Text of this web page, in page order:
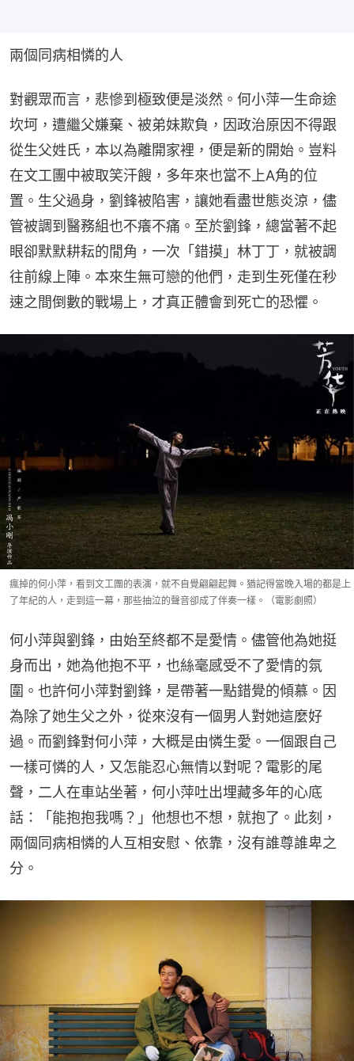
兩個同病相憐的人
對觀眾而言，悲慘到極致便是淡然。何小萍一生命途
坎坷，遭繼父嫌棄、被弟妹欺負，因政治原因不得跟
從生父姓氏，本以為離開家裡，便是新的開始。豈料
在文工團中被取笑汗餿，多年來也當不上A角的位
置。生父過身，劉鋒被陷害，讓她看盡世態炎涼，儘
管被調到醫務組也不癢不痛。至於劉鋒，總當著不起
眼卻默默耕耘的閒角，一次「錯摸」林丁丁，就被調
往前線上陣。本來生無可戀的他們，走到生死僅在秒
速之間倒數的戰場上，才真正體會到死亡的恐懼。
瘋掉的何小萍，看到文工團的表演，就不自覺翩翩起舞。猶記得當晚入場的都是上
了年紀的人，走到這一幕，那些抽泣的聲音卻成了伴奏一樣。（電影劇照）
何小萍與劉鋒，由始至終都不是愛情。儘管他為她挺
身而出，她為他抱不平，也絲毫感受不了愛情的氛
圍。也許何小萍對劉鋒，是帶著一點錯覺的傾慕。因
為除了她生父之外，從來沒有一個男人對她這麼好
過。而劉鋒對何小萍，大概是由憐生愛。一個跟自己
一樣可憐的人，又怎能忍心無情以對呢？電影的尾
聲，二人在車站坐著，何小萍吐出埋藏多年的心底
話：「能抱抱我嗎？」他想也不想，就抱了。此刻，
兩個同病相憐的人互相安慰、依靠，沒有誰尊誰卑之
分。